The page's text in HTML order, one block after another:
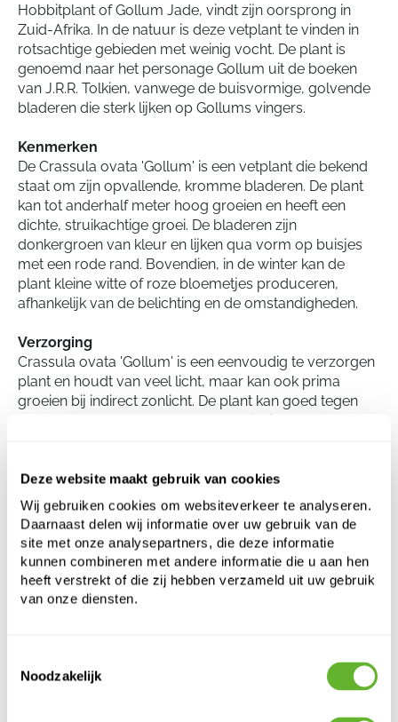
Deze website maakt gebruik van cookies
Wij gebruiken cookies om websiteverkeer te analyseren.
Daarnaast delen wij informatie over uw gebruik van de
site met onze analysepartners, die deze informatie
kunnen combineren met andere informatie die u aan hen
heeft verstrekt of die zij hebben verzameld uit uw gebruik
van onze diensten.
Noodzakelijk
Hobbitplant of Gollum Jade, vindt zijn oorsprong in
Zuid-Afrika. In de natuur is deze vetplant te vinden in
rotsachtige gebieden met weinig vocht. De plant is
genoemd naar het personage Gollum uit de boeken
van J.R.R. Tolkien, vanwege de buisvormige, golvende
bladeren die sterk lijken op Gollums vingers.
Kenmerken
De Crassula ovata 'Gollum' is een vetplant die bekend
staat om zijn opvallende, kromme bladeren. De plant
kan tot anderhalf meter hoog groeien en heeft een
dichte, struikachtige groei. De bladeren zijn
donkergroen van kleur en lijken qua vorm op buisjes
met een rode rand. Bovendien, in de winter kan de
plant kleine witte of roze bloemetjes produceren,
afhankelijk van de belichting en de omstandigheden.
Verzorging
Crassula ovata 'Gollum' is een eenvoudig te verzorgen
plant en houdt van veel licht, maar kan ook prima
groeien bij indirect zonlicht. De plant kan goed tegen
droogte en heeft beperkt water nodig; in de zomer
voldoende is. Het is belangrijk om overtollige water te
vermijden as dit kan leiden tot wortelrot. De
temperatuur moet idealiter tussen de 15 en 22 graden
Celsius liggen voor een optimale groei.
Crassula ovata 'Gollum'
Breedte: